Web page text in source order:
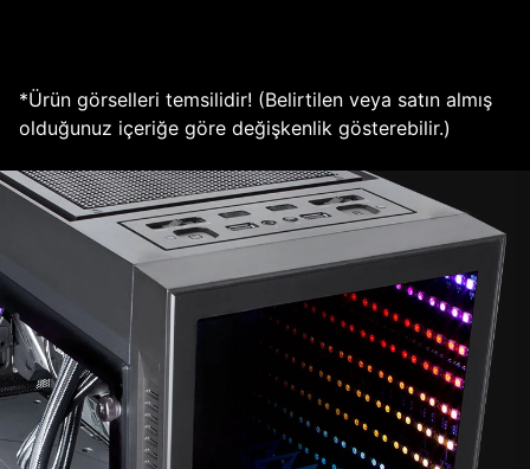
*Ürün görselleri temsilidir! (Belirtilen veya satın almış
olduğunuz içeriğe göre değişkenlik gösterebilir.)